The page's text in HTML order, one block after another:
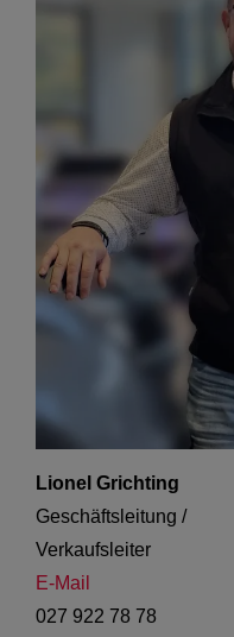
Lionel Grichting
Geschäftsleitung /
Verkaufsleiter
E-Mail
027 922 78 78